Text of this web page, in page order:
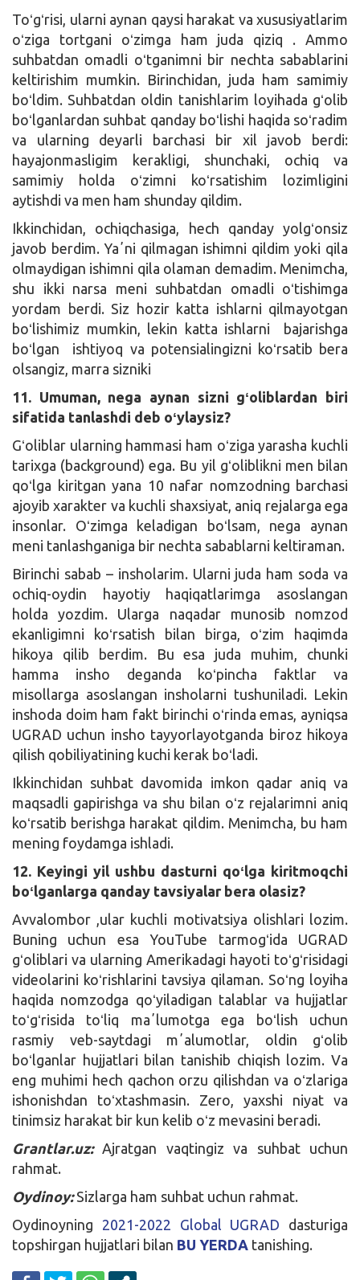
Toʻgʻrisi, ularni aynan qaysi harakat va xususiyatlarim
oʻziga tortgani oʻzimga ham juda qiziq . Ammo
suhbatdan omadli oʻtganimni bir nechta sabablarini
keltirishim mumkin. Birinchidan, juda ham samimiy
boʻldim. Suhbatdan oldin tanishlarim loyihada gʻolib
boʻlganlardan suhbat qanday boʻlishi haqida soʻradim
va ularning deyarli barchasi bir xil javob berdi:
hayajonmasligim kerakligi, shunchaki, ochiq va
samimiy holda oʻzimni koʻrsatishim lozimligini
aytishdi va men ham shunday qildim.
Ikkinchidan, ochiqchasiga, hech qanday yolgʻonsiz
javob berdim. Yaʼni qilmagan ishimni qildim yoki qila
olmaydigan ishimni qila olaman demadim. Menimcha,
shu ikki narsa meni suhbatdan omadli oʻtishimga
yordam berdi. Siz hozir katta ishlarni qilmayotgan
boʻlishimiz mumkin, lekin katta ishlarni bajarishga
boʻlgan ishtiyoq va potensialingizni koʻrsatib bera
olsangiz, marra sizniki
11. Umuman, nega aynan sizni gʻoliblardan biri
sifatida tanlashdi deb oʻylaysiz?
Gʻoliblar ularning hammasi ham oʻziga yarasha kuchli
tarixga (background) ega. Bu yil gʻoliblikni men bilan
qoʻlga kiritgan yana 10 nafar nomzodning barchasi
ajoyib xarakter va kuchli shaxsiyat, aniq rejalarga ega
insonlar. Oʻzimga keladigan boʻlsam, nega aynan
meni tanlashganiga bir nechta sabablarni keltiraman.
Birinchi sabab – insholarim. Ularni juda ham soda va
ochiq-oydin hayotiy haqiqatlarimga asoslangan
holda yozdim. Ularga naqadar munosib nomzod
ekanligimni koʻrsatish bilan birga, oʻzim haqimda
hikoya qilib berdim. Bu esa juda muhim, chunki
hamma insho deganda koʻpincha faktlar va
misollarga asoslangan insholarni tushuniladi. Lekin
inshoda doim ham fakt birinchi oʻrinda emas, ayniqsa
UGRAD uchun insho tayyorlayotganda biroz hikoya
qilish qobiliyatining kuchi kerak boʻladi.
Ikkinchidan suhbat davomida imkon qadar aniq va
maqsadli gapirishga va shu bilan oʻz rejalarimni aniq
koʻrsatib berishga harakat qildim. Menimcha, bu ham
mening foydamga ishladi.
12. Keyingi yil ushbu dasturni qoʻlga kiritmoqchi
boʻlganlarga qanday tavsiyalar bera olasiz?
Avvalombor ,ular kuchli motivatsiya olishlari lozim.
Buning uchun esa YouTube tarmogʻida UGRAD
gʻoliblari va ularning Amerikadagi hayoti toʻgʻrisidagi
videolarini koʻrishlarini tavsiya qilaman. Soʻng loyiha
haqida nomzodga qoʻyiladigan talablar va hujjatlar
toʻgʻrisida toʻliq maʼlumotga ega boʻlish uchun
rasmiy veb-saytdagi mʼalumotlar, oldin gʻolib
boʻlganlar hujjatlari bilan tanishib chiqish lozim. Va
eng muhimi hech qachon orzu qilishdan va oʻzlariga
ishonishdan toʻxtashmasin. Zero, yaxshi niyat va
tinimsiz harakat bir kun kelib oʻz mevasini beradi.
Grantlar.uz:Ajratgan vaqtingiz va suhbat uchun
rahmat.
Oydinoy: Sizlarga ham suhbat uchun rahmat.
Oydinoyning 2021-2022 Global UGRAD dasturiga
topshirgan hujjatlari bilan BU YERDA tanishing.